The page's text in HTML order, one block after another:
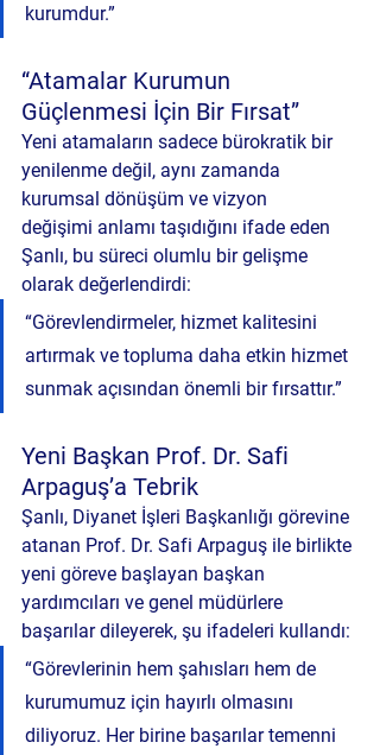
kurumdur.”
“Atamalar Kurumun
Güçlenmesi İçin Bir Fırsat”
Yeni atamaların sadece bürokratik bir
yenilenme değil, aynı zamanda
kurumsal dönüşüm ve vizyon
değişimi anlamı taşıdığını ifade eden
Şanlı, bu süreci olumlu bir gelişme
olarak değerlendirdi:
“Görevlendirmeler, hizmet kalitesini
artırmak ve topluma daha etkin hizmet
sunmak açısından önemli bir fırsattır.”
Yeni Başkan Prof. Dr. Safi
Arpaguş’a Tebrik
Şanlı, Diyanet İşleri Başkanlığı görevine
atanan Prof. Dr. Safi Arpaguş ile birlikte
yeni göreve başlayan başkan
yardımcıları ve genel müdürlere
başarılar dileyerek, şu ifadeleri kullandı:
“Görevlerinin hem şahısları hem de
kurumumuz için hayırlı olmasını
diliyoruz. Her birine başarılar temenni